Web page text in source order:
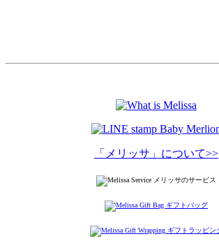
「メリッサ」について>>